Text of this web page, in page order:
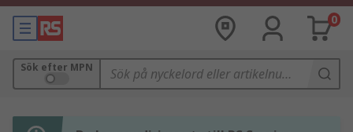
0
Sök efter MPN